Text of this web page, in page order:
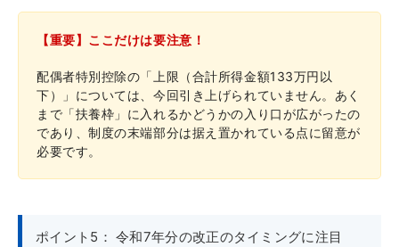
【重要】ここだけは要注意！
配偶者特別控除の「上限（合計所得金額133万円以
下）」については、今回引き上げられていません。あく
まで「扶養枠」に入れるかどうかの入り口が広がったの
であり、制度の末端部分は据え置かれている点に留意が
必要です。
ポイント5： 令和7年分の改正のタイミングに注目